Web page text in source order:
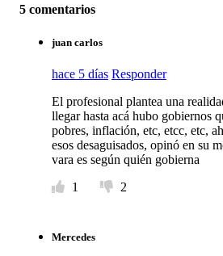
5 comentarios
juan carlos
hace 5 días Responder
El profesional plantea una
llegar hasta acá hubo gobiernos
pobres, inflación, etc, etcc, etc,
esos desaguisados, opinó en su
vara es según quién gobierna
1
2
Mercedes